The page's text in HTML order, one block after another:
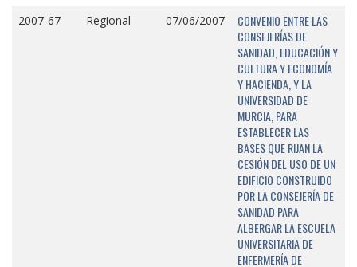
2007-67 Regional 07/06/2007
CONVENIO ENTRE LAS
CONSEJERÍAS DE
SANIDAD, EDUCACIÓN Y
CULTURA Y ECONOMÍA
Y HACIENDA, Y LA
UNIVERSIDAD DE
MURCIA, PARA
ESTABLECER LAS
BASES QUE RIJAN LA
CESIÓN DEL USO DE UN
EDIFICIO CONSTRUIDO
POR LA CONSEJERÍA DE
SANIDAD PARA
ALBERGAR LA ESCUELA
UNIVERSITARIA DE
ENFERMERÍA DE